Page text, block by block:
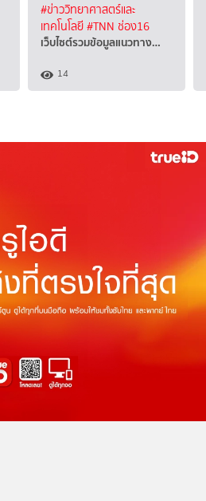
#ข่าววิทยาศาสตร์และ
เทคโนโลยี#TNN ช่อง16
เว็บไซต์รวมข้อมูลแนวทาง…
14